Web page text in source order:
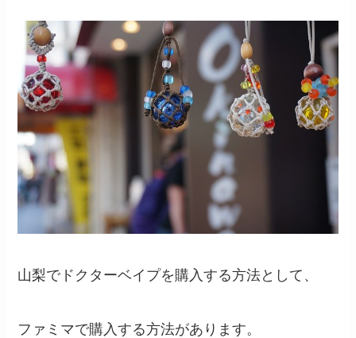
山梨でドクターベイプを購入する方法として、
ファミマで購入する方法があります。